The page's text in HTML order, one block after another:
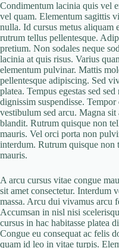
Condimentum lacinia quis vel
vel quam. Elementum sagittis
nulla. Id cursus metus aliquam
rutrum tellus pellentesque.
pretium. Non sodales neque
lacinia at quis risus. Varius
elementum pulvinar. Mattis
pellentesque adipiscing. Sed
platea. Tempus egestas sed
dignissim suspendisse.
vestibulum sed arcu. Magna
blandit. Rutrum quisque non
mauris. Vel orci porta non
interdum. Rutrum quisque non
mauris.
A arcu cursus vitae congue
sit amet consectetur. Interdum
massa. Arcu dui vivamus arcu
Accumsan in nisl nisi
cursus in hac habitasse platea
Congue eu consequat ac felis
quam id leo in vitae turpis.